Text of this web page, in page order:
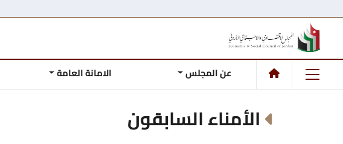
عن المجلس الامانة العامة
الأمناء السابقون